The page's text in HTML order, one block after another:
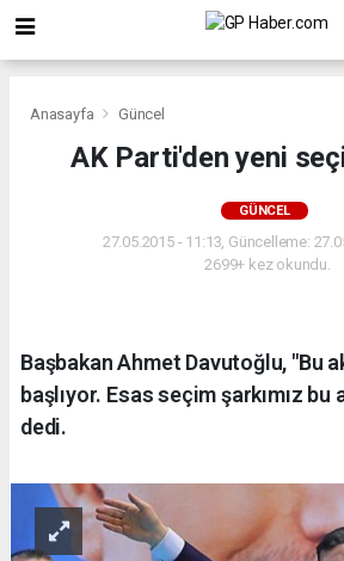
Anasayfa Güncel
AK Parti'den yeni
GÜNCEL
27.05.2015 - 11:13, Güncelleme:
2699+ kez okundu.
Başbakan Ahmet Davutoğlu, "Bu
başlıyor. Esas seçim şarkımız bu
dedi.